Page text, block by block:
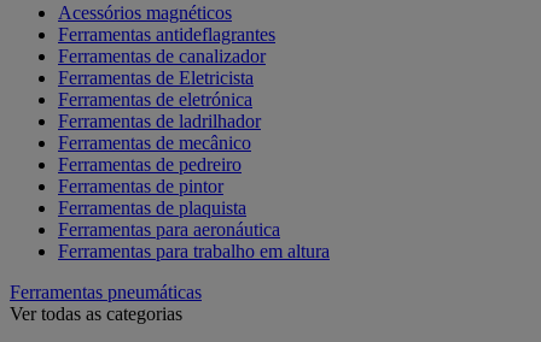
Acessórios magnéticos
Ferramentas antideflagrantes
Ferramentas de canalizador
Ferramentas de Eletricista
Ferramentas de eletrónica
Ferramentas de ladrilhador
Ferramentas de mecânico
Ferramentas de pedreiro
Ferramentas de pintor
Ferramentas de plaquista
Ferramentas para aeronáutica
Ferramentas para trabalho em altura
Ferramentas pneumáticas
Ver todas as categorias